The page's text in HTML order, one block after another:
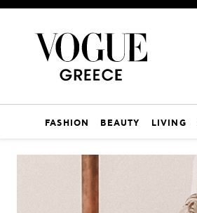
FASHION BEAUTY LIVING